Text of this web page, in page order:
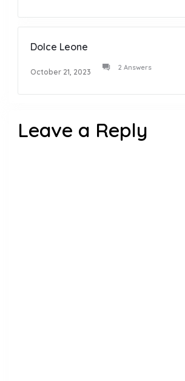
Dolce Leone
October 21, 2023 2 Answers
Leave a Reply